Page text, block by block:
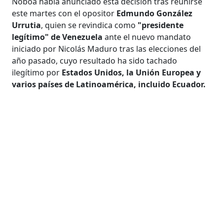
este martes con el opositor Edmundo González
Urrutia, quien se revindica como "presidente
legítimo" de Venezuelaante el nuevo mandato
iniciado por Nicolás Maduro tras las elecciones del
año pasado, cuyo resultado ha sido tachado
ilegítimo por Estados Unidos, la Unión Europea y
varios países de Latinoamérica, incluido Ecuador.